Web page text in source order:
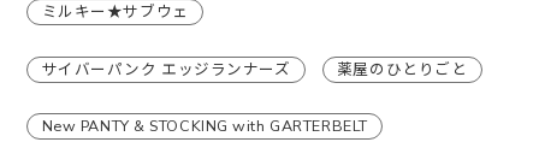
ミルキー★サブウェ
サイバーパンク エッジランナーズ 薬屋のひとりごと
New PANTY & STOCKING with GARTERBELT